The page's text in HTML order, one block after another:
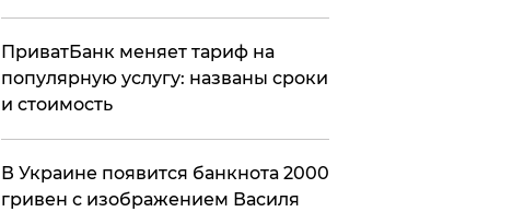
ПриватБанк меняет тариф на
популярную услугу: названы сроки
и стоимость
В Украине появится банкнота 2000
гривен с изображением Василя